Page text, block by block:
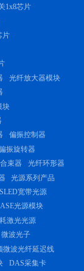
1x8芯片
片
光纤放大器模块
块
偏振控制器
振旋转器
束器
光纤环形器
光源系列产品
SLED宽带光源
ASE光源模块
激光光源
微波光子
微波光纤延迟线
DAS采集卡